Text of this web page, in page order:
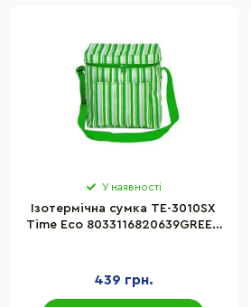
У наявності
Ізотермічна сумка TE-3010SX
Time Eco 8033116820639GREEN
439 грн.